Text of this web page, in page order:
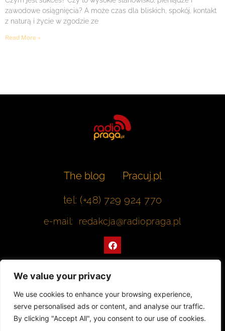
We value your privacy
We use cookies to enhance your browsing experience,
serve personalised ads or content, and analyse our traffic.
By clicking "Accept All", you consent to our use of cookies.
zawodowe osiągnięcia? A może czas dla bliskich, spokój, kontakt
z naturą i życie w zgodzie ze
Read More »
The blog
Pracuj.pl
tel: (+48) 729 924 770
e-mail: redakcja@radiopraga.pl
F
a
c
o
k
Współpracujemy z Muzeum Warszawskiej Pragi
© 2022 All rights Reserved. Radiopraga.pl